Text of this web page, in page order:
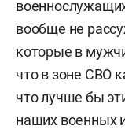
вообще не
которые в
что в зоне СВО
что лучше бы
наших военных